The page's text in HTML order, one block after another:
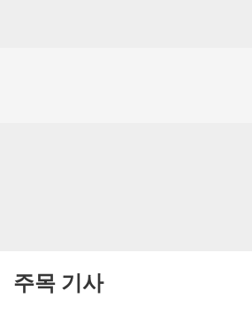
주목 기사